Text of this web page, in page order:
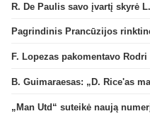
R. De Paulis savo įvartį skyrė
„Man Utd“ suteikė naują